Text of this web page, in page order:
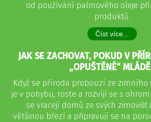
od používání palmového oleje při
produktů.
Číst více...
JAK SE ZACHOVAT, POKUD V
„OPUŠTĚNÉ“
Když se příroda probouzí ze zimního
je v pohybu, roste a rozvíjí se s
se vracejí domů ze svých zimovišť
většinou březí a připravují se na